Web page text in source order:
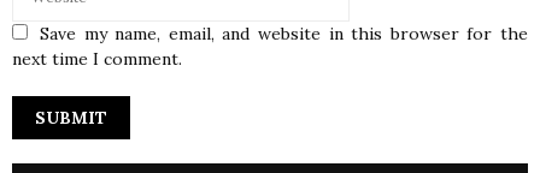
Save my name, email, and website in this browser for the
next time I comment.